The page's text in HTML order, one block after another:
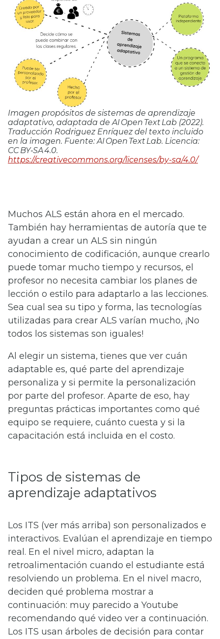
Imagen propósitos de sistemas de aprendizaje
adaptativo, adaptada de AI Open Text Lab (2022).
Traducción Rodriguez Enríquez del texto incluido
en la imagen. Fuente: AI Open Text Lab. Licencia:
CC BY‑SA 4.0.
https://creativecommons.org/licenses/by-sa/4.0/
Muchos ALS están ahora en el mercado.
También hay herramientas de autoría que te
ayudan a crear un ALS sin ningún
conocimiento de codificación, aunque crearlo
puede tomar mucho tiempo y recursos, el
profesor no necesita cambiar los planes de
lección o estilo para adaptarlo a las lecciones.
Sea cual sea su tipo y forma, las tecnologías
utilizadas para crear ALS varían mucho, ¡No
todos los sistemas son iguales!
Al elegir un sistema, tienes que ver cuán
adaptable es, qué parte del aprendizaje
personaliza y si permite la personalización
por parte del profesor. Aparte de eso, hay
preguntas prácticas importantes como qué
equipo se requiere, cuánto cuesta y si la
capacitación está incluida en el costo.
Tipos de sistemas de
aprendizaje adaptativos
Los ITS (ver más arriba) son personalizados e
interactivos. Evalúan el aprendizaje en tiempo
real. En el nivel micro, adaptan la
retroalimentación cuando el estudiante está
resolviendo un problema. En el nivel macro,
deciden qué problema mostrar a
continuación: muy parecido a Youtube
recomendando qué video ver a continuación.
Los ITS usan árboles de decisión para contar